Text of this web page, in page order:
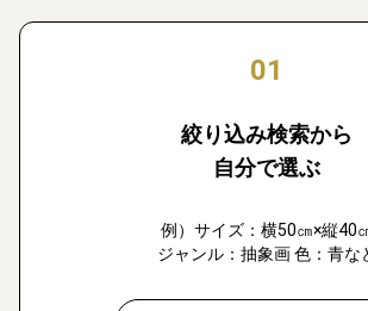
01
絞り込み検索から
自分で選ぶ
例）サイズ：横50㎝×縦40
ジャンル：抽象画 色：青な